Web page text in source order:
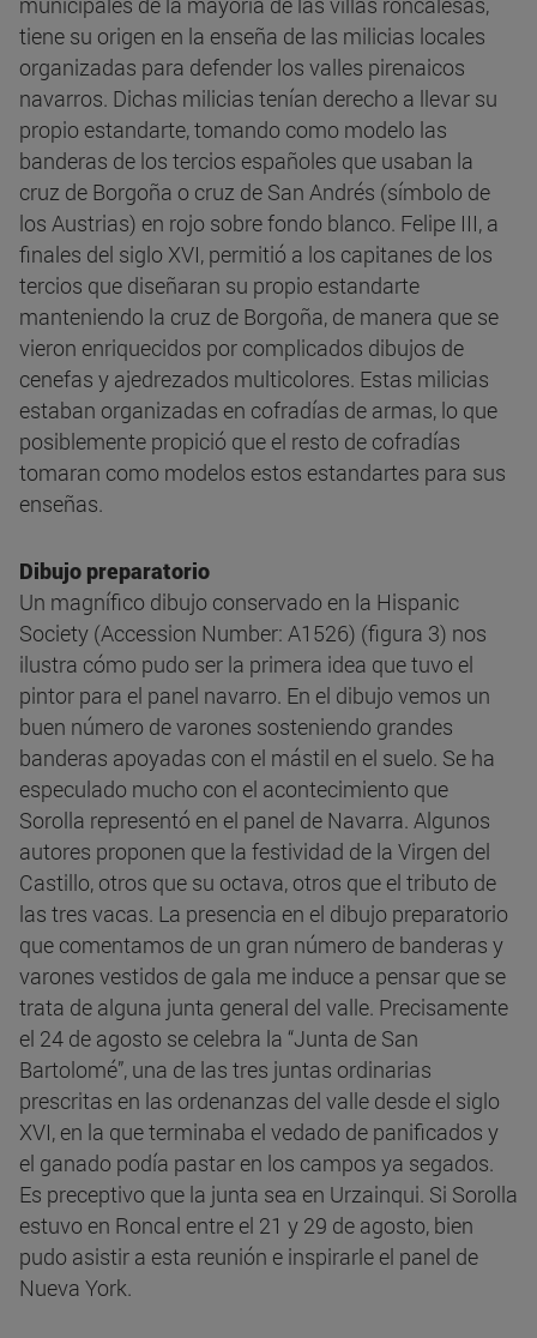
tiene su origen en la enseña de las milicias locales
organizadas para defender los valles pirenaicos
navarros. Dichas milicias tenían derecho a llevar su
propio estandarte, tomando como modelo las
banderas de los tercios españoles que usaban la
cruz de Borgoña o cruz de San Andrés (símbolo de
los Austrias) en rojo sobre fondo blanco. Felipe III, a
finales del siglo XVI, permitió a los capitanes de los
tercios que diseñaran su propio estandarte
manteniendo la cruz de Borgoña, de manera que se
vieron enriquecidos por complicados dibujos de
cenefas y ajedrezados multicolores. Estas milicias
estaban organizadas en cofradías de armas, lo que
posiblemente propició que el resto de cofradías
tomaran como modelos estos estandartes para sus
enseñas.
Dibujo preparatorio
Un magnífico dibujo conservado en la Hispanic
Society (Accession Number: A1526) (figura 3) nos
ilustra cómo pudo ser la primera idea que tuvo el
pintor para el panel navarro. En el dibujo vemos un
buen número de varones sosteniendo grandes
banderas apoyadas con el mástil en el suelo. Se ha
especulado mucho con el acontecimiento que
Sorolla representó en el panel de Navarra. Algunos
autores proponen que la festividad de la Virgen del
Castillo, otros que su octava, otros que el tributo de
las tres vacas. La presencia en el dibujo preparatorio
que comentamos de un gran número de banderas y
varones vestidos de gala me induce a pensar que se
trata de alguna junta general del valle. Precisamente
el 24 de agosto se celebra la “Junta de San
Bartolomé”, una de las tres juntas ordinarias
prescritas en las ordenanzas del valle desde el siglo
XVI, en la que terminaba el vedado de panificados y
el ganado podía pastar en los campos ya segados.
Es preceptivo que la junta sea en Urzainqui. Si Sorolla
estuvo en Roncal entre el 21 y 29 de agosto, bien
pudo asistir a esta reunión e inspirarle el panel de
Nueva York.